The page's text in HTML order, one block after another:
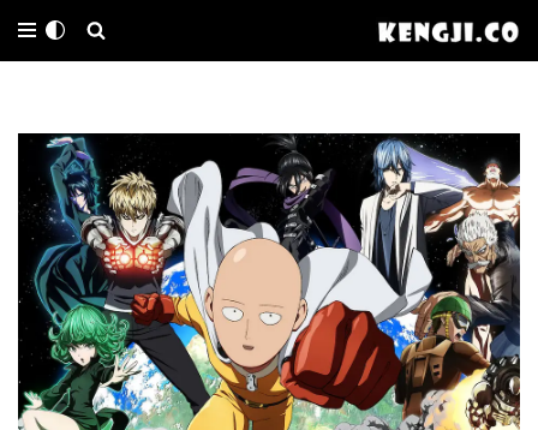
Skip
content